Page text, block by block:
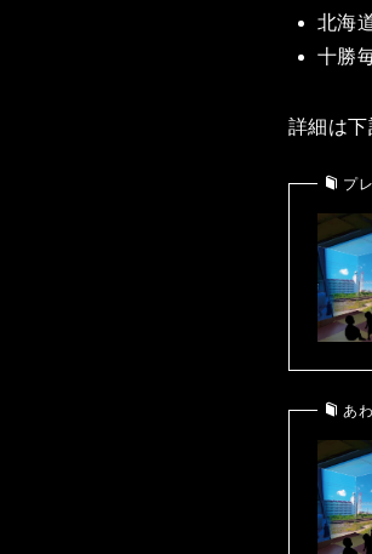
北海
十勝
詳細は下
プ
あ